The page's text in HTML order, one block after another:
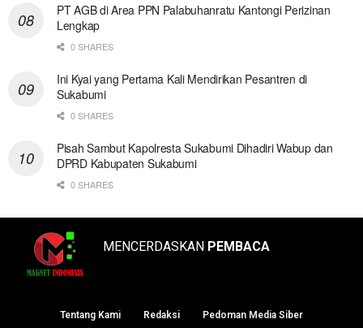
PT AGB di Area PPN Palabuhanratu Kantongi Perizinan
Lengkap
0 SHARES
Ini Kyai yang Pertama Kali Mendirikan Pesantren di
Sukabumi
0 SHARES
Pisah Sambut Kapolresta Sukabumi Dihadiri Wabup dan
DPRD Kabupaten Sukabumi
0 SHARES
MENCERDASKAN PEMBACA
Tentang Kami Redaksi Pedoman Media Siber